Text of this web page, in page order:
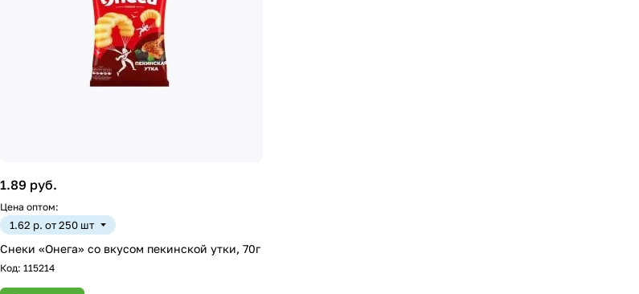
1.89 руб.
Цена оптом:
1.62 р. от 250 шт
Снеки «Онега» со вкусом пекинской утки, 70г
Код: 115214